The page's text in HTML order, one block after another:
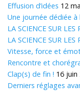
Effusion d’idées 12
Une journée dédiée à
LA SCIENCE SUR
LA SCIENCE SUR LES
Vitesse, force et
Rencontre et
Clap(s) de fin ! 16 juin
Derniers réglages